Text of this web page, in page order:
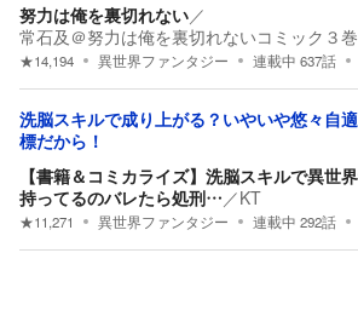
努力は俺を裏切れない／
常石及＠努力は俺を裏切れないコミック３巻
★14,194 異世界ファンタジー 連載中 637話
洗脳スキルで成り上がる？いやいや悠々自
標だから！
【書籍＆コミカライズ】洗脳スキルで異世
持ってるのバレたら処刑… ／KT
★11,271 異世界ファンタジー 連載中 292話